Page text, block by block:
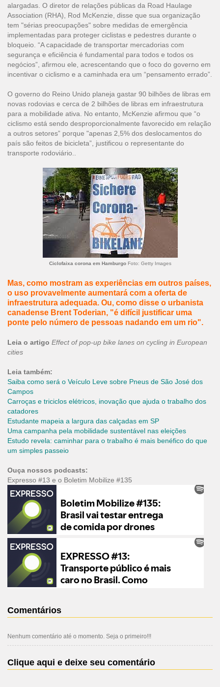
alargadas. O diretor de relações públicas da Road Haulage
Association (RHA), Rod McKenzie, disse que sua organização
tem "sérias preocupações" sobre medidas de emergência
implementadas para proteger ciclistas e pedestres durante o
bloqueio. “A capacidade de transportar mercadorias com
segurança e eficiência é fundamental para todos e todos os
negócios”, afirmou ele, acrescentando que o foco do governo em
incentivar o ciclismo e a caminhada era um “pensamento errado”.
O governo do Reino Unido planeja gastar 90 bilhões de libras em
novas rodovias e cerca de 2 bilhões de libras em infraestrutura
para a mobilidade ativa. No entanto, McKenzie afirmou que “o
ciclismo está sendo desproporcionalmente favorecido em relação
a outros setores” porque "apenas 2,5% dos deslocamentos do
país são feitos de bicicleta”, justificou o representante do
transporte rodoviário..
Ciclofaixa corona em HamburgoFoto: Getty Images
Mas, como mostram as experiências em outros países,
o uso provavelmente aumentará com a oferta de
infraestrutura adequada. Ou, como disse o urbanista
canadense Brent Toderian, "é difícil justificar uma
ponte pelo número de pessoas nadando em um rio".
Leia o artigo Effect of pop-up bike lanes on cycling in European
cities
Leia também:
Saiba como será o Veículo Leve sobre Pneus de São José dos
Campos
Carroças e triciclos elétricos, inovação que ajuda o trabalho dos
catadores
Estudante mapeia a largura das calçadas em SP
Uma campanha pela mobilidade sustentável nas eleições
Estudo revela: caminhar para o trabalho é mais benéfico do que
um simples passeio
Ouça nossos podcasts:
Expresso #13 e o Boletim Mobilize #135
Comentários
Nenhum comentário até o momento. Seja o primeiro!!!
Clique aqui e deixe seu comentário